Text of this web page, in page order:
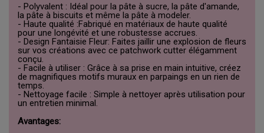
- Polyvalent : Idéal pour la pâte à sucre, la pâte d'amande,
la pâte à biscuits et même la pâte à modeler.
- Haute qualité :Fabriqué en matériaux de haute qualité
pour une longévité et une robustesse accrues.
- Design Fantaisie Fleur: Faites jaillir une explosion de fleurs
sur vos créations avec ce patchwork cutter élégamment
conçu.
- Facile à utiliser : Grâce à sa prise en main intuitive, créez
de magnifiques motifs muraux en parpaings en un rien de
temps.
- Nettoyage facile : Simple à nettoyer après utilisation pour
un entretien minimal.
Avantages: